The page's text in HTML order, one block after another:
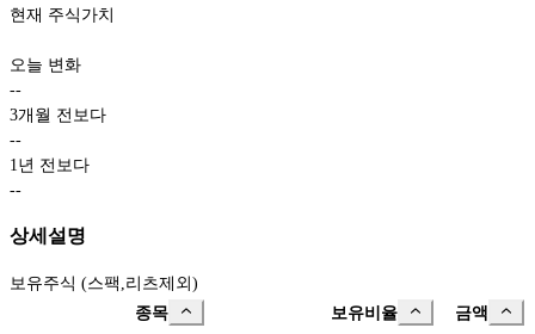
현재 주식가치
오늘 변화
--
3개월 전보다
--
1년 전보다
--
상세설명
보유주식 (스팩,리츠제외)
종목
보유비율 금액